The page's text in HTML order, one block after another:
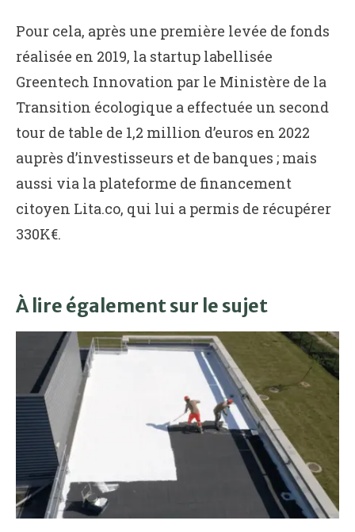
Pour cela, après une première levée de fonds
réalisée en 2019, la startup labellisée
Greentech Innovation par le Ministère de la
Transition écologique a effectuée un second
tour de table de 1,2 million d’euros en 2022
auprès d’investisseurs et de banques ; mais
aussi via la plateforme de financement
citoyen Lita.co, qui lui a permis de récupérer
330K€.
À lire également sur le sujet